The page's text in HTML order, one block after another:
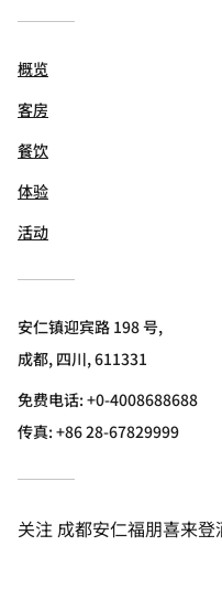
概览
客房
餐饮
体验
活动
安仁镇迎宾路 198 号,
成都, 四川, 611331
免费电话:+0-4008688688
传真:+86 28-67829999
关注 成都安仁福朋喜来登